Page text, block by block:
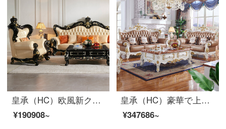
皇承（HC）欧風新クラウン実木彫刻ソファセット本革客間家具セット新古典クラウンシリーズ【4位】
¥190908~
皇承（HC）豪華で上品な皮芸ソファー欧式ソファー三人のリビングセット、実木ソファ833別荘の軽い贅沢ソファーシングル+二人+四人の【パールホワイトクラフト】
¥347686~